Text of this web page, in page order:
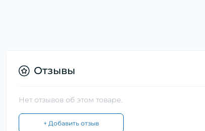
Отзывы
Нет отзывов об этом товаре.
+ Добавить отзыв